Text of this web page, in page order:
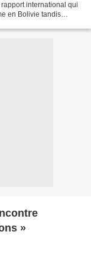
international qui
en Bolivie tandis
»